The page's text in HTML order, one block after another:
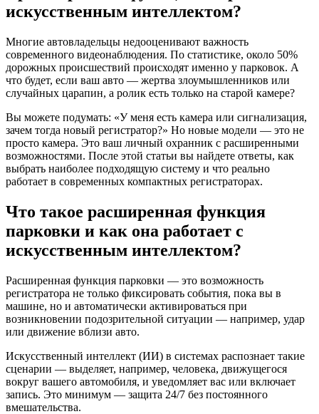
искусственным интеллектом?
Многие автовладельцы недооценивают важность
современного видеонаблюдения. По статистике, около 50%
дорожных происшествий происходят именно у парковок. А
что будет, если ваш авто — жертва злоумышленников или
случайных царапин, а ролик есть только на старой камере?
Вы можете подумать: «У меня есть камера или сигнализация,
зачем тогда новый регистратор?» Но новые модели — это не
просто камера. Это ваш личный охранник с расширенными
возможностями. После этой статьи вы найдете ответы, как
выбрать наиболее подходящую систему и что реально
работает в современных компактных регистраторах.
Что такое расширенная функция
парковки и как она работает с
искусственным интеллектом?
Расширенная функция парковки — это возможность
регистратора не только фиксировать события, пока вы в
машине, но и автоматически активироваться при
возникновении подозрительной ситуации — например, удар
или движение вблизи авто.
Искусственный интеллект (ИИ) в системах распознает такие
сценарии — выделяет, например, человека, движущегося
вокруг вашего автомобиля, и уведомляет вас или включает
запись. Это минимум — защита 24/7 без постоянного
вмешательства.